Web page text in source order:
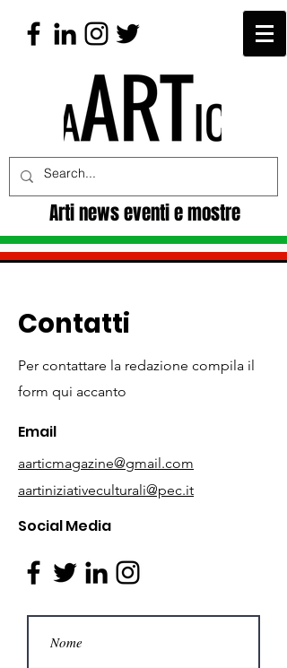
Arti news eventi e mostre
Contatti
Per contattare la redazione compila il
form qui accanto
Email
aarticmagazine@gmail.com
aartiniziativeculturali@pec.it
Social Media